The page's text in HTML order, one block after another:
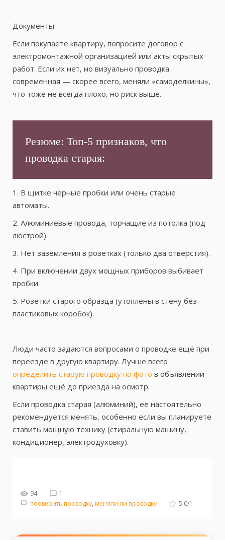
Документы:
Если покупаете квартиру, попросите договор с
электромонтажной организацией или акты скрытых
работ. Если их нет, но визуально проводка
современная — скорее всего, меняли «самоделкины»,
что тоже не всегда плохо, но риск выше.
Резюме: Топ-5 признаков, что
проводка старая:
1. В щитке черные пробки или очень старые
автоматы.
2. Алюминиевые провода, торчащие из потолка (под
люстрой).
3. Нет заземления в розетках (только два отверстия).
4. При включении двух мощных приборов выбивает
пробки.
5. Розетки старого образца (утоплены в стену без
пластиковых коробок).
Люди часто задаются вопросами о проводке ещё при
переезде в другую квартиру. Лучше всего
определить старую проводку по фото в объявлении
квартиры ещё до приезда на осмотр.
Если проводка старая (алюминий), её настоятельно
рекомендуется менять, особенно если вы планируете
ставить мощную технику (стиральную машину,
кондиционер, электродуховку).
94
1
пооверить проводку, меняли ли проводку 5.0/1